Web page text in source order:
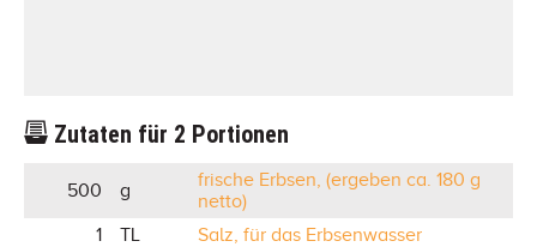
Zutaten für 2 Portionen
500 g
frische Erbsen, (ergeben ca. 180 g
netto)
1
TL
Salz, für das Erbsenwasser